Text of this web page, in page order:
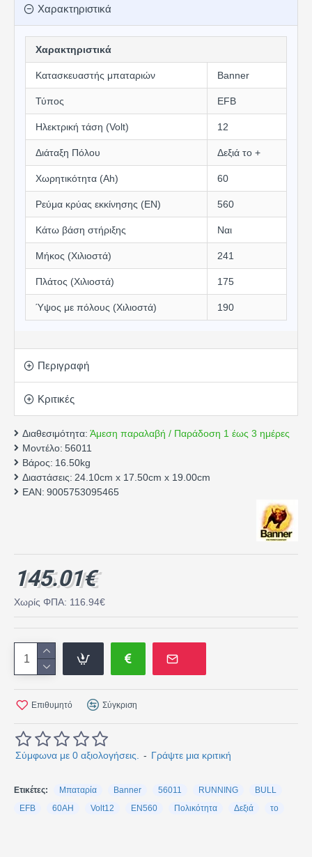
Χαρακτηριστικά
Χαρακτηριστικά
Κατασκευαστής μπαταριών Banner
Τύπος EFB
Ηλεκτρική τάση (Volt) 12
Διάταξη Πόλου Δεξιά το +
Χωρητικότητα (Αh) 60
Ρεύμα κρύας εκκίνησης (EN) 560
Κάτω βάση στήριξης Ναι
Μήκος (Χιλιοστά) 241
Πλάτος (Χιλιοστά) 175
Ύψος με πόλους (Χιλιοστά) 190
Περιγραφή
Κριτικές
Διαθεσιμότητα: Άμεση παραλαβή / Παράδοση 1 έως 3 ημέρες
Μοντέλο: 56011
Βάρος: 16.50kg
Διαστάσεις: 24.10cm x 17.50cm x 19.00cm
EAN: 9005753095465
Σύμφωνα με 0 αξιολογήσεις. - Γράψτε μια κριτική
145.01€
Χωρίς ΦΠΑ: 116.94€
Επιθυμητό Σύγκριση
Ετικέτες: Μπαταρία Banner 56011 RUNNING
BULL
EFB
60AH Volt12 EN560 Πολικότητα Δεξιά το